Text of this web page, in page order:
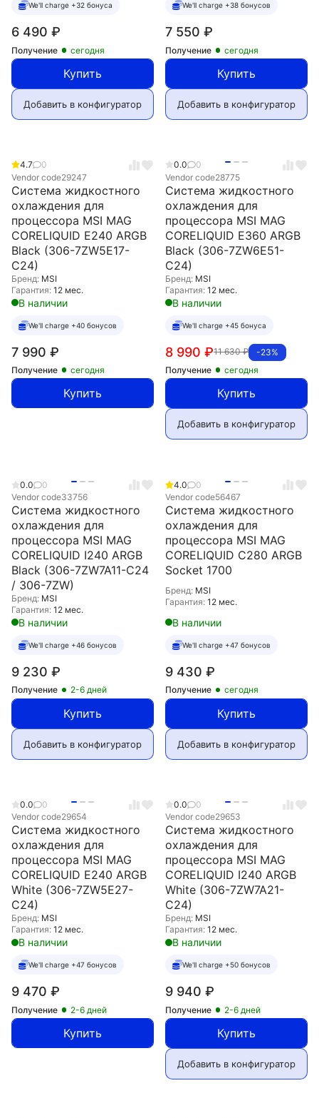
We'll charge +32 бонуса
6 490 ₽
Получение сегодня
Купить
Добавить в конфигуратор
We'll charge +38 бонусов
7 550 ₽
Получение сегодня
Купить
Добавить в конфигуратор
4.7
0
Vendor code29247
Система жидкостного
охлаждения для
процессора MSI MAG
CORELIQUID E240 ARGB
Black (306-7ZW5E17-
C24)
Бренд: MSI
Гарантия: 12 мес.
В наличии
We'll charge +40 бонусов
7 990 ₽
Получение сегодня
Купить
0.0
0
Vendor code28775
Система жидкостного
охлаждения для
процессора MSI MAG
CORELIQUID E360 ARGB
Black (306-7ZW6E51-
C24)
Бренд: MSI
Гарантия: 12 мес.
В наличии
We'll charge +45 бонуса
-23%
11 630₽
8 990 ₽
Получение сегодня
Купить
Добавить в конфигуратор
0.0
0
Vendor code33756
Система жидкостного
охлаждения для
процессора MSI MAG
CORELIQUID I240 ARGB
Black (306-7ZW7A11-C24
/ 306-7ZW)
Бренд: MSI
Гарантия: 12 мес.
В наличии
We'll charge +46 бонусов
9 230 ₽
Получение 2-6 дней
Купить
Добавить в конфигуратор
4.0
0
Vendor code56467
Система жидкостного
охлаждения для
процессора MSI MAG
CORELIQUID C280 ARGB
Socket 1700
Бренд: MSI
Гарантия: 12 мес.
В наличии
We'll charge +47 бонусов
9 430 ₽
Получение сегодня
Купить
Добавить в конфигуратор
0.0
0
Vendor code29654
Система жидкостного
охлаждения для
процессора MSI MAG
CORELIQUID E240 ARGB
White (306-7ZW5E27-
C24)
Бренд: MSI
Гарантия: 12 мес.
В наличии
We'll charge +47 бонусов
9 470 ₽
Получение 2-6 дней
Купить
0.0
0
Vendor code29653
Система жидкостного
охлаждения для
процессора MSI MAG
CORELIQUID I240 ARGB
White (306-7ZW7A21-
C24)
Бренд: MSI
Гарантия: 12 мес.
В наличии
We'll charge +50 бонусов
9 940 ₽
Получение 2-6 дней
Купить
Добавить в конфигуратор